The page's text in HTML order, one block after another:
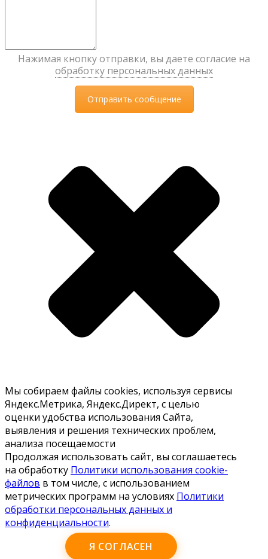
Нажимая кнопку отправки, вы даете согласие на
обработку персональных данных
Мы собираем файлы cookies, используя сервисы
Яндекс.Метрика, Яндекс.Директ, с целью
оценки удобства использования Сайта,
выявления и решения технических проблем,
анализа посещаемости
Продолжая использовать сайт, вы соглашаетесь
на обработку Политики использования cookie-
файлов в том числе, с использованием
метрических программ на условиях Политики
обработки персональных данных и
конфиденциальности.
Я СОГЛАСЕН